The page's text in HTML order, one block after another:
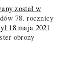
został w
78. rocznicy
18 maja 2021
obrony